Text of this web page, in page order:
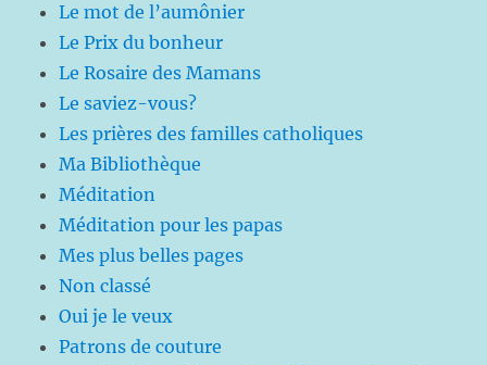
Le mot de l’aumônier
Le Prix du bonheur
Le Rosaire des Mamans
Le saviez-vous?
Les prières des familles catholiques
Ma Bibliothèque
Méditation
Méditation pour les papas
Mes plus belles pages
Non classé
Oui je le veux
Patrons de couture